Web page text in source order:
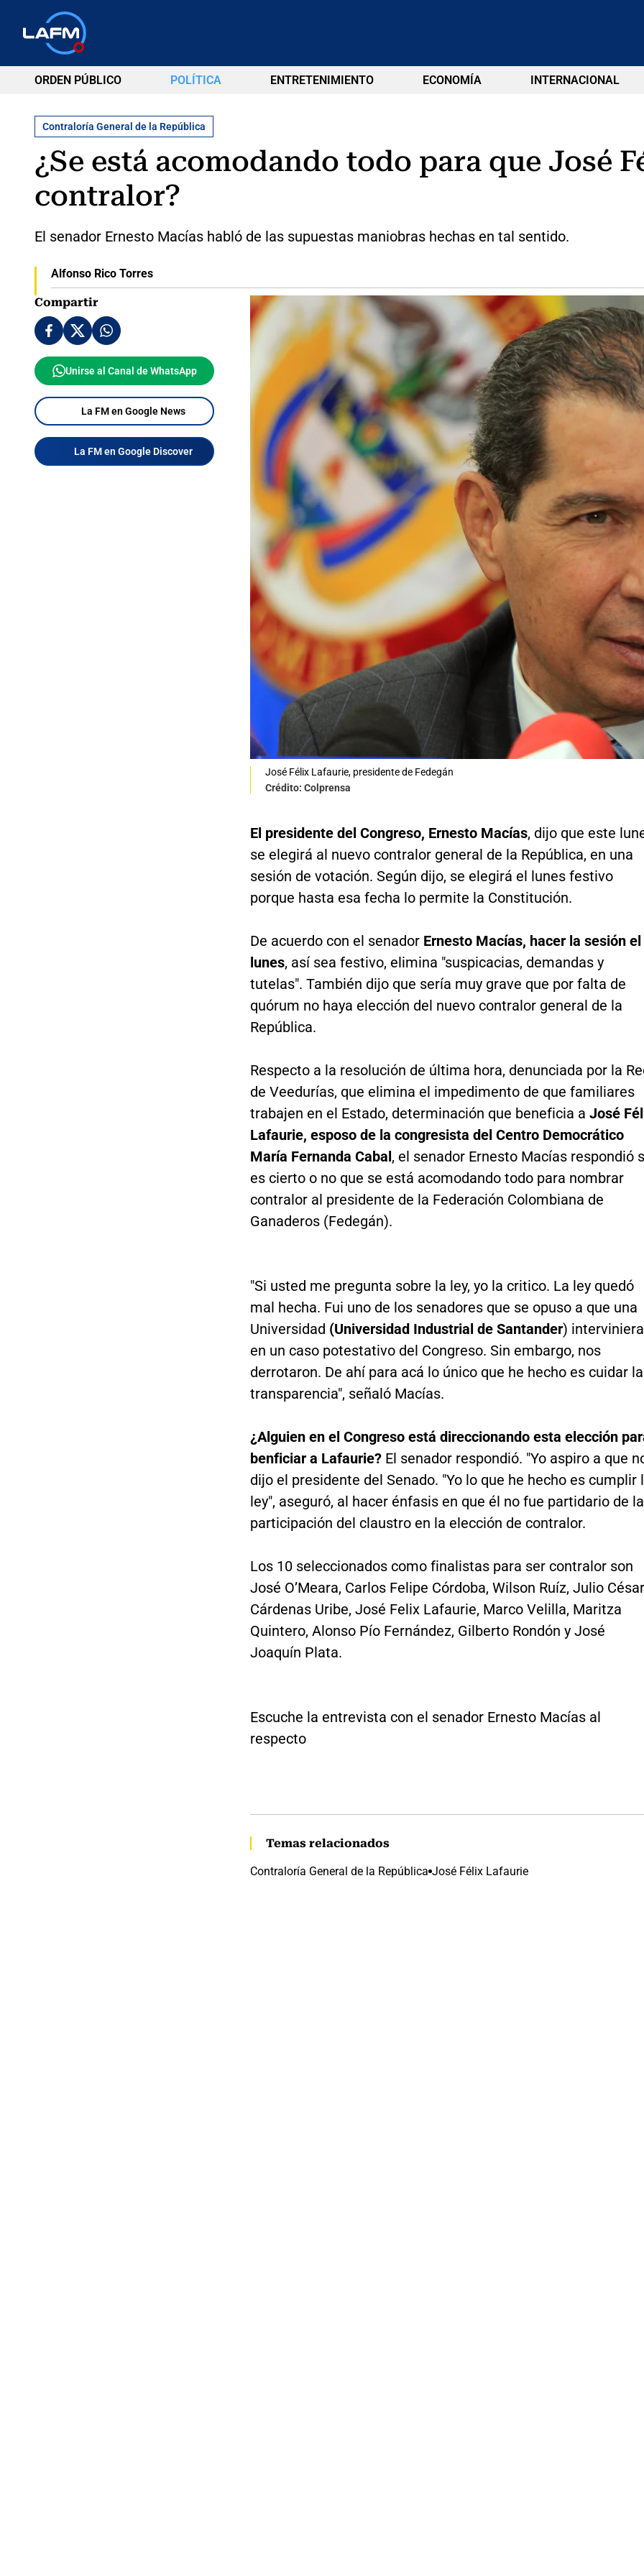
ORDEN PÚBLICO POLÍTICA ENTRETENIMIENTO ECONOMÍA INTERNACIONAL
Contraloría General de la República
¿Se está acomodando todo para que José
contralor?
El senador Ernesto Macías habló de las supuestas maniobras hechas en tal sentido.
Alfonso Rico Torres
Compartir
Unirse al Canal de WhatsApp
La FM en Google News
La FM en Google Discover
José Félix Lafaurie, presidente de Fedegán
Crédito: Colprensa
El presidente del Congreso, Ernesto Macías, dijo que este
se elegirá al nuevo contralor general de la República, en una
sesión de votación. Según dijo, se elegirá el lunes festivo
porque hasta esa fecha lo permite la Constitución.
De acuerdo con el senador Ernesto Macías, hacer la sesión el
lunes, así sea festivo, elimina "suspicacias, demandas y
tutelas". También dijo que sería muy grave que por falta de
quórum no haya elección del nuevo contralor general de la
República.
Respecto a la resolución de última hora, denunciada por la
de Veedurías, que elimina el impedimento de que familiares
trabajen en el Estado, determinación que beneficia a José
Lafaurie, esposo de la congresista del Centro Democrático
María Fernanda Cabal, el senador Ernesto Macías respondió
es cierto o no que se está acomodando todo para nombrar
contralor al presidente de la Federación Colombiana de
Ganaderos (Fedegán).
"Si usted me pregunta sobre la ley, yo la critico. La ley quedó
mal hecha. Fui uno de los senadores que se opuso a que una
Universidad (Universidad Industrial de Santander) interviniera
en un caso potestativo del Congreso. Sin embargo, nos
derrotaron. De ahí para acá lo único que he hecho es cuidar la
transparencia", señaló Macías.
¿Alguien en el Congreso está direccionando esta elección
benficiar a Lafaurie?El senador respondió. "Yo aspiro a que
dijo el presidente del Senado. "Yo lo que he hecho es cumplir
ley", aseguró, al hacer énfasis en que él no fue partidario de la
participación del claustro en la elección de contralor.
Los 10 seleccionados como finalistas para ser contralor son
José O’Meara, Carlos Felipe Córdoba, Wilson Ruíz, Julio César
Cárdenas Uribe, José Felix Lafaurie, Marco Velilla, Maritza
Quintero, Alonso Pío Fernández, Gilberto Rondón y José
Joaquín Plata.
Escuche la entrevista con el senador Ernesto Macías al
respecto
Temas relacionados
Contraloría General de la República José Félix Lafaurie